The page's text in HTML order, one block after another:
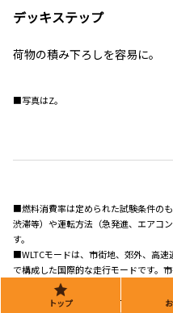
デッキステップ
荷物の積み下ろしを容易に。
■写真はZ。
■燃料消費率は定められた試験条件の
渋滞等）や運転方法（急発進、エアコ
す。
■WLTCモードは、市街地、郊外、高
で構成した国際的な走行モードです。
る比較的低速な走行を想定し、郊外モ
い走行を想定、高速道路モードは、高
トップ